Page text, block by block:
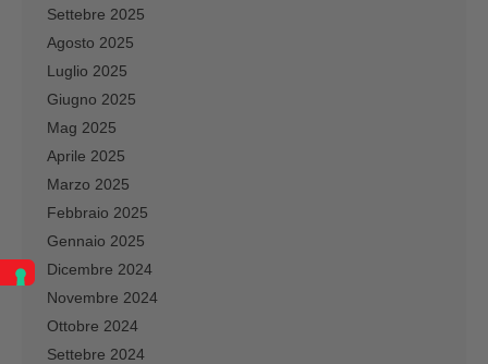
Settebre 2025
Agosto 2025
Luglio 2025
Giugno 2025
Mag 2025
Aprile 2025
Marzo 2025
Febbraio 2025
Gennaio 2025
Dicembre 2024
Novembre 2024
Ottobre 2024
Settebre 2024